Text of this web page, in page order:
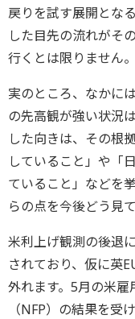
戻りを試す展開とな
した目先の流れがそ
行くとは限りません。
実のところ、なかに
の先高観が強い状況
した向きは、その根
していること」や「
ていること」などを
らの点を今後どう見
米利上げ観測の後退
されており、仮に英
外れます。5月の米
（NFP）の結果を受